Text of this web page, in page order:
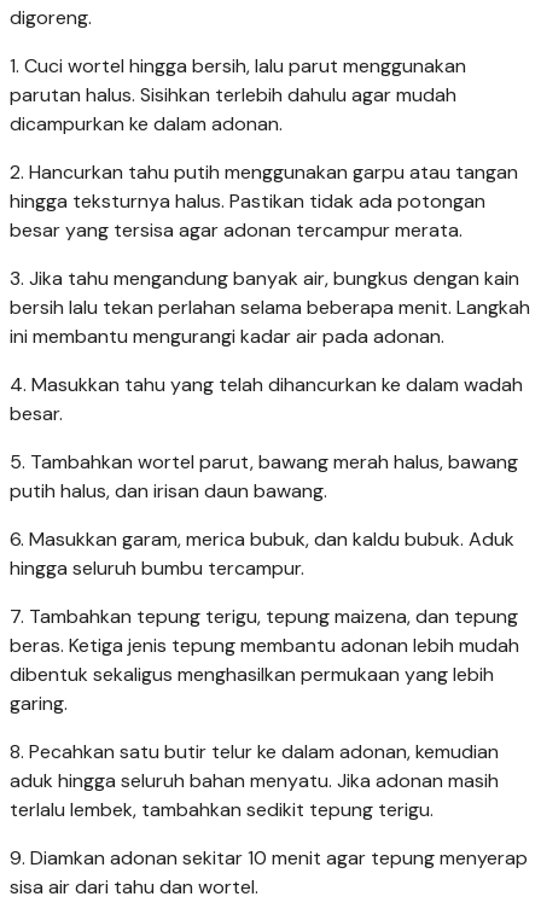
digoreng.
1. Cuci wortel hingga bersih, lalu parut menggunakan
parutan halus. Sisihkan terlebih dahulu agar mudah
dicampurkan ke dalam adonan.
2. Hancurkan tahu putih menggunakan garpu atau tangan
hingga teksturnya halus. Pastikan tidak ada potongan
besar yang tersisa agar adonan tercampur merata.
3. Jika tahu mengandung banyak air, bungkus dengan kain
bersih lalu tekan perlahan selama beberapa menit. Langkah
ini membantu mengurangi kadar air pada adonan.
4. Masukkan tahu yang telah dihancurkan ke dalam wadah
besar.
5. Tambahkan wortel parut, bawang merah halus, bawang
putih halus, dan irisan daun bawang.
6. Masukkan garam, merica bubuk, dan kaldu bubuk. Aduk
hingga seluruh bumbu tercampur.
7. Tambahkan tepung terigu, tepung maizena, dan tepung
beras. Ketiga jenis tepung membantu adonan lebih mudah
dibentuk sekaligus menghasilkan permukaan yang lebih
garing.
8. Pecahkan satu butir telur ke dalam adonan, kemudian
aduk hingga seluruh bahan menyatu. Jika adonan masih
terlalu lembek, tambahkan sedikit tepung terigu.
9. Diamkan adonan sekitar 10 menit agar tepung menyerap
sisa air dari tahu dan wortel.